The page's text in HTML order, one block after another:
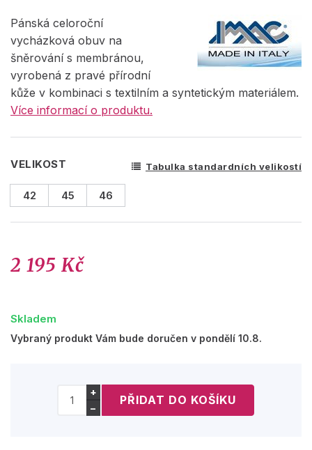
Pánská celoroční
vycházková obuv na
šněrování s membránou,
vyrobená z pravé přírodní
kůže v kombinaci s textilním a syntetickým materiálem.
Více informací o produktu.
VELIKOST Tabulka standardních velikostí
42 45 46
2 195 Kč
Skladem
Vybraný produkt Vám bude doručen v pondělí 10.8.
+
−